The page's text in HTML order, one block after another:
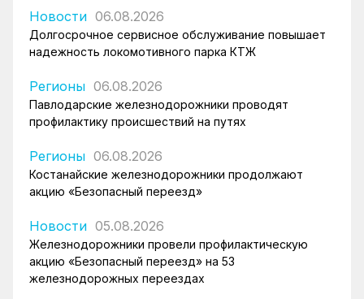
Новости 06.08.2026
Долгосрочное сервисное обслуживание повышает
надежность локомотивного парка КТЖ
Регионы 06.08.2026
Павлодарские железнодорожники проводят
профилактику происшествий на путях
Регионы 06.08.2026
Костанайские железнодорожники продолжают
акцию «Безопасный переезд»
Новости 05.08.2026
Железнодорожники провели профилактическую
акцию «Безопасный переезд» на 53
железнодорожных переездах